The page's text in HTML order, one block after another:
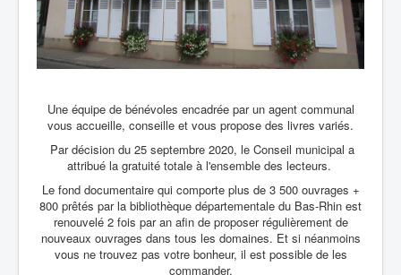
Une équipe de bénévoles encadrée par un agent communal
vous accueille, conseille et vous propose des livres variés.
Par décision du 25 septembre 2020, le Conseil municipal a
attribué la gratuité totale à l'ensemble des lecteurs.
Le fond documentaire qui comporte plus de 3 500 ouvrages +
800 prêtés par la bibliothèque départementale du Bas-Rhin est
renouvelé 2 fois par an afin de proposer régulièrement de
nouveaux ouvrages dans tous les domaines. Et si néanmoins
vous ne trouvez pas votre bonheur, il est possible de les
commander.